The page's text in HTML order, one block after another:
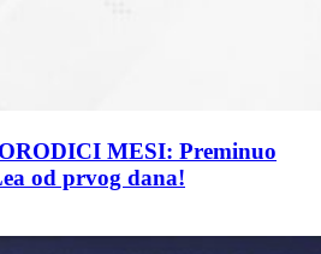
MESI: Preminuo
od prvog dana!